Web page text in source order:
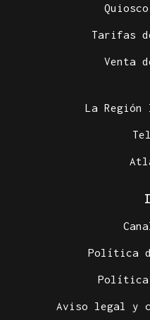
Tarifas
Venta
La
Política
Política
Aviso legal y